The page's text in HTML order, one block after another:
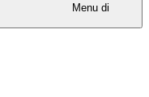
Menu di